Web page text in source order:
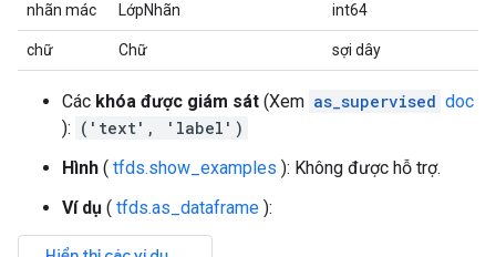
nhãn mác LớpNhãn int64
chữ Chữ sợi dây
Các khóa được giám sát (Xem as_supervised doc
): ('text', 'label')
Hình ( tfds.show_examples ): Không được hỗ trợ.
Ví dụ ( tfds.as_dataframe ):